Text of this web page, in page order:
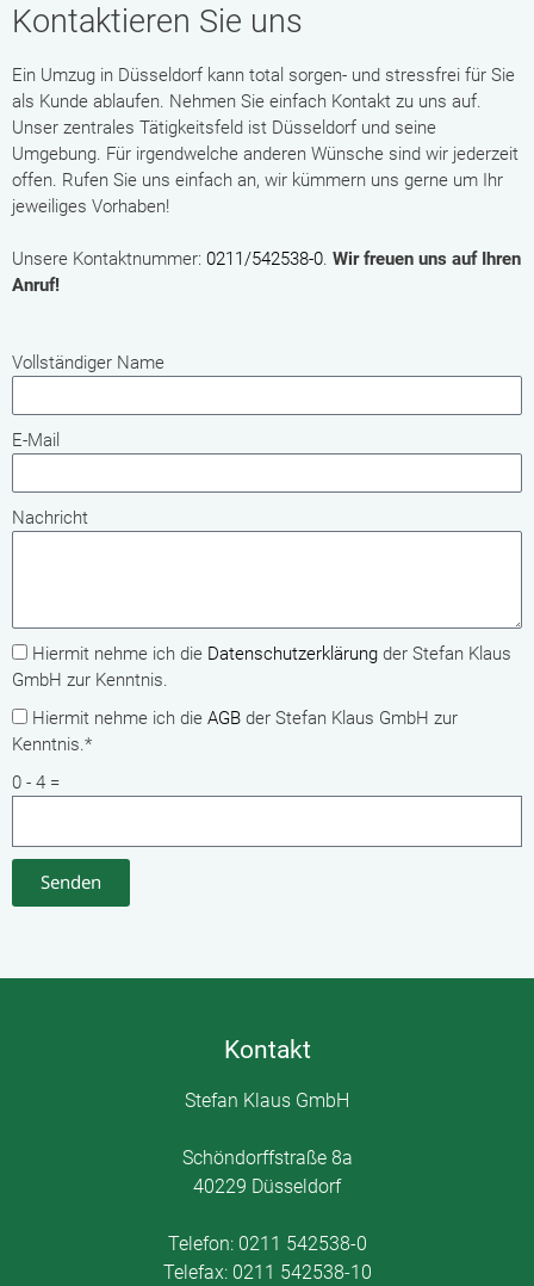
Kontaktieren Sie uns
Ein Umzug in Düsseldorf kann total sorgen- und stressfrei für Sie
als Kunde ablaufen. Nehmen Sie einfach Kontakt zu uns auf.
Unser zentrales Tätigkeitsfeld ist Düsseldorf und seine
Umgebung. Für irgendwelche anderen Wünsche sind wir jederzeit
offen. Rufen Sie uns einfach an, wir kümmern uns gerne um Ihr
jeweiliges Vorhaben!
Unsere Kontaktnummer: 0211/542538-0. Wir freuen uns auf Ihren
Anruf!
Vollständiger Name
E-Mail
Nachricht
Hiermit nehme ich die Datenschutzerklärung der Stefan Klaus
GmbH zur Kenntnis.
Hiermit nehme ich die AGB der Stefan Klaus GmbH zur
Kenntnis.*
0 - 4 =
Senden
Kontakt
Stefan Klaus GmbH
Schöndorffstraße 8a
40229 Düsseldorf
Telefon: 0211 542538-0
Telefax: 0211 542538-10